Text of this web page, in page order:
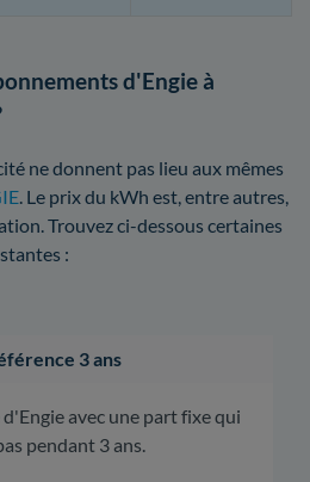
d'Engie à
ne donnent pas lieu aux mêmes
. Le prix du kWh est, entre autres,
Trouvez ci-dessous certaines
:
3 ans
d'Engie avec une part fixe qui
pendant 3 ans.